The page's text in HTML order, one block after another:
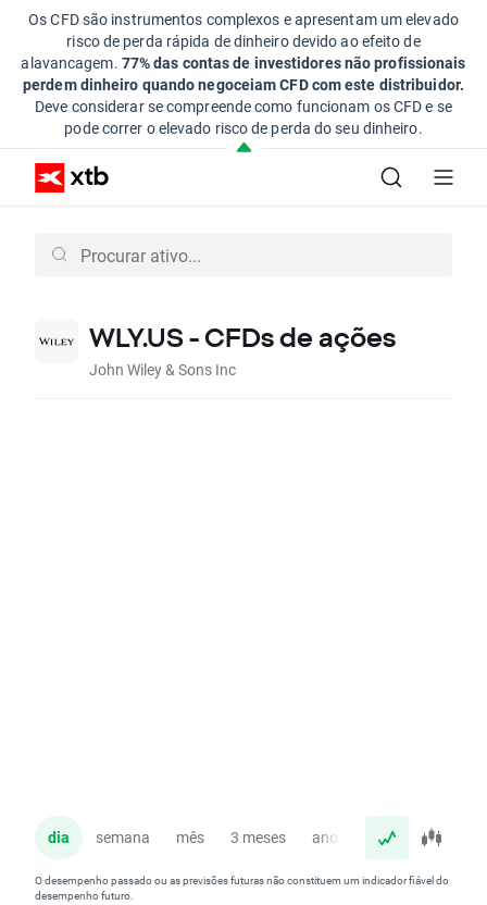
Os CFD são instrumentos complexos e apresentam um elevado
risco de perda rápida de dinheiro devido ao efeito de
alavancagem. 77% das contas de investidores não profissionais
perdem dinheiro quando negoceiam CFD com este distribuidor.
Deve considerar se compreende como funcionam os CFD e se
pode correr o elevado risco de perda do seu dinheiro.
WLY.US - CFDs de ações
John Wiley & Sons Inc
dia semana mês 3 meses ano
O desempenho passado ou as previsões futuras não constituem um indicador fiável do
desempenho futuro.